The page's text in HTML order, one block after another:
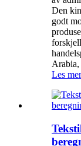
Den
godt
Arabia,
Les mer